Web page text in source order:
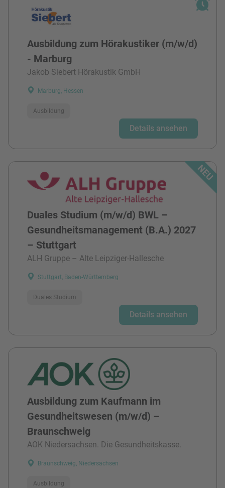
Ausbildung zum Hörakustiker (m/w/d)
- Marburg
Jakob Siebert Hörakustik GmbH
Marburg, Hessen
Ausbildung
Details ansehen
Duales Studium (m/w/d) BWL –
Gesundheitsmanagement (B.A.) 2027
– Stuttgart
ALH Gruppe – Alte Leipziger-Hallesche
Stuttgart, Baden-Württemberg
Duales Studium
Details ansehen
Ausbildung zum Kaufmann im
Gesundheitswesen (m/w/d) –
Braunschweig
AOK Niedersachsen. Die Gesundheitskasse.
Braunschweig, Niedersachsen
Ausbildung